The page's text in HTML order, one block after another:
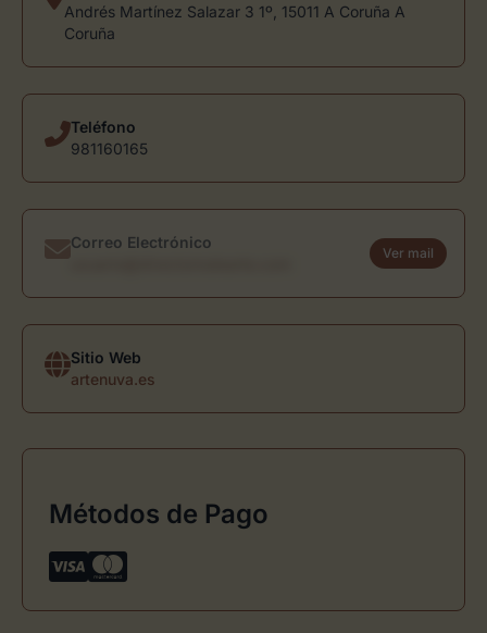
Andrés Martínez Salazar 3 1º, 15011 A Coruña A
Coruña
Teléfono
981160165
Correo Electrónico
Ver mail
Sitio Web
artenuva.es
Métodos de Pago